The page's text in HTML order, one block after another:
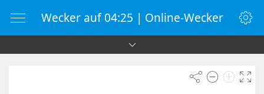
Wecker auf 04:25 | Online-Wecker